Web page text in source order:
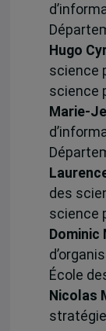
Hugo
science
science
Marie-
des
science
Dominic
École
Nicolas